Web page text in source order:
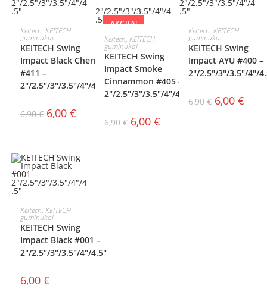
PASIRINKTI
SAVYBES
Keitech, KEITECH
guminukai
KEITECH Swing
Impact Black Cherry
#411 –
2″/2.5″/3″/3.5″/4″/4.5″
6,90€ 6,00 €
AKCIJA!
PASIRINKTI
SAVYBES
Keitech, KEITECH
guminukai
KEITECH Swing
Impact Smoke
Cinnammon #405 –
2″/2.5″/3″/3.5″/4″/4.5″
6,90€ 6,00 €
PASIRINKTI
SAVYBES
Keitech, KEITECH
guminukai
KEITECH Swing
Impact AYU #400 –
2″/2.5″/3″/3.5″/4″/
6,90€ 6,00 €
PASIRINKTI
SAVYBES
Keitech, KEITECH
guminukai
KEITECH Swing
Impact Black #001 –
2″/2.5″/3″/3.5″/4″/4.5″
6,00 €